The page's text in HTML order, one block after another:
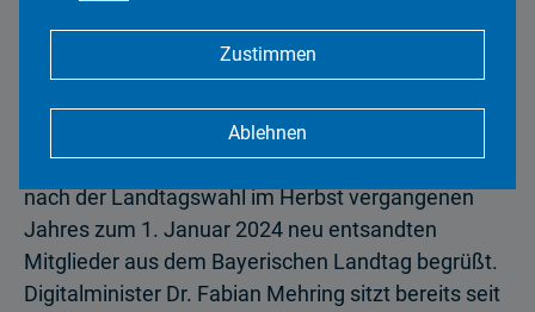
Zustimmen
Ablehnen
Der Vorsitzende des Medienrats der Bayerischen
Keilbart, und BLM-Präsident Dr. Thorsten Schmiege
haben in der heutigen Sitzung des Medienrats die
nach der Landtagswahl im Herbst vergangenen
Jahres zum 1. Januar 2024 neu entsandten
Mitglieder aus dem Bayerischen Landtag begrüßt.
Digitalminister Dr. Fabian Mehring sitzt bereits seit